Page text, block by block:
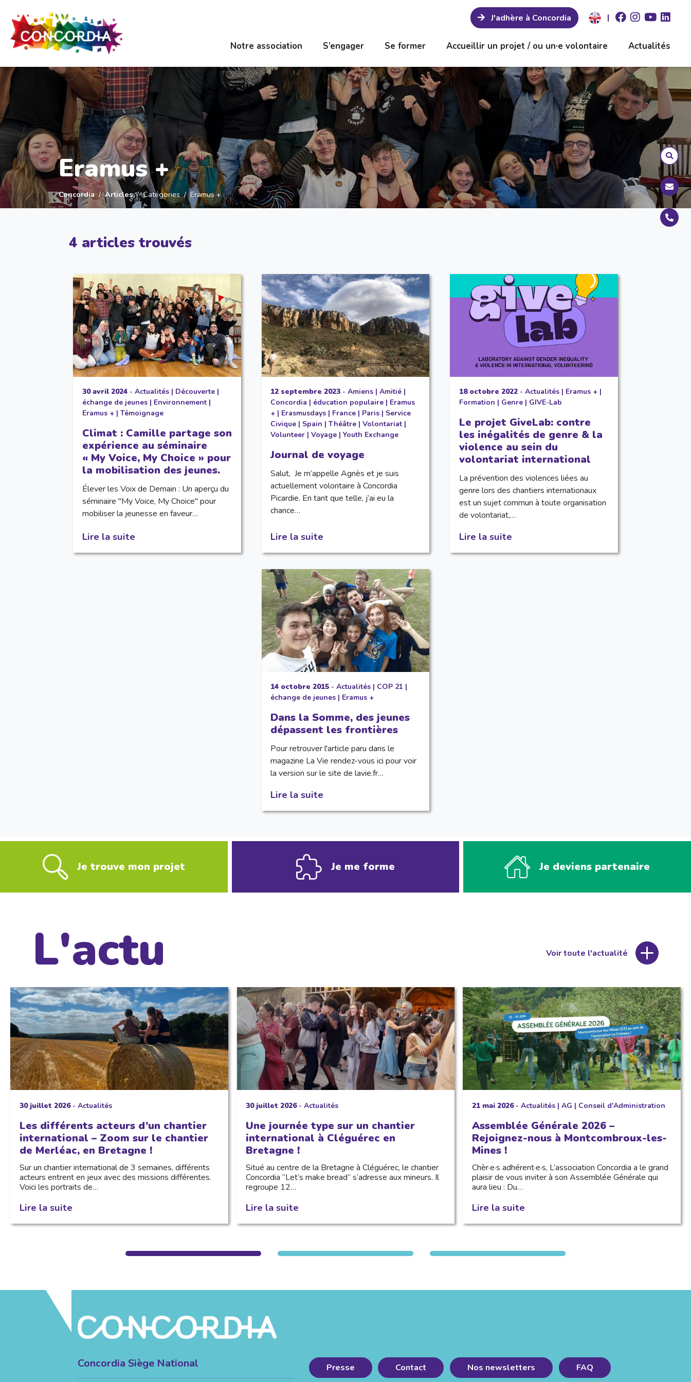
J'adhère à Concordia |
Notre association S’engager Se former Accueillir un projet / ou un·e volontaire Actualités
Eramus +
Concordia Articles Catégories Eramus +
4 articles trouvés
30 avril 2024- Actualités| Découverte|
échange de jeunes| Environnement|
Eramus +| Témoignage
Climat : Camille partage son
expérience au séminaire
« My Voice, My Choice » pour
la mobilisation des jeunes.
Élever les Voix de Demain : Un aperçu du
séminaire "My Voice, My Choice" pour
mobiliser la jeunesse en faveur…
Lire la suite
12 septembre 2023 -Amiens |Amitié |
Concordia | éducation populaire | Eramus
+ | Erasmusdays | France | Paris | Service
Civique | Spain |Théâtre |Volontariat |
Volunteer |Voyage |Youth Exchange
Journal de voyage
Salut, Je m’appelle Agnès et je suis
actuellement volontaire à Concordia
Picardie. En tant que telle, j’ai eu la
chance…
Lire la suite
18 octobre 2022- Actualités| Eramus +|
Formation | Genre| GIVE-Lab
Le projet GiveLab: contre
les inégalités de genre & la
violence au sein du
volontariat international
La prévention des violences liées au
genre lors des chantiers internationaux
est un sujet commun à toute organisation
de volontariat,…
Lire la suite
14 octobre 2015 -Actualités | COP 21 |
échange de jeunes | Eramus +
Dans la Somme, des jeunes
dépassent les frontières
Pour retrouver l'article paru dans le
magazine La Vie rendez-vous ici pour voir
la version sur le site de lavie.fr…
Lire la suite
Je trouve mon projet Je me forme Je deviens partenaire
L'actu Voir toute l'actualité
30 juillet 2026- Actualités
Les différents acteurs d’un chantier
international – Zoom sur le chantier
de Merléac, en Bretagne !
Sur un chantier international de 3 semaines, différents
acteurs entrent en jeux avec des missions différentes.
Voici les portraits de…
Lire la suite
30 juillet 2026- Actualités
Une journée type sur un chantier
international à Cléguérec en
Bretagne !
Situé au centre de la Bretagne à Cléguérec, le chantier
Concordia “Let’s make bread” s’adresse aux mineurs. Il
regroupe 12…
Lire la suite
21 mai 2026- Actualités| AG | Conseil d'Administration
Assemblée Générale 2026 –
Rejoignez-nous à Montcombroux-les-
Mines !
Chèr·e·s adhérent·e·s, L’association Concordia a le grand
plaisir de vous inviter à son Assemblée Générale qui
aura lieu : Du…
Lire la suite
Concordia Siège National Presse Contact Nos newsletters FAQ